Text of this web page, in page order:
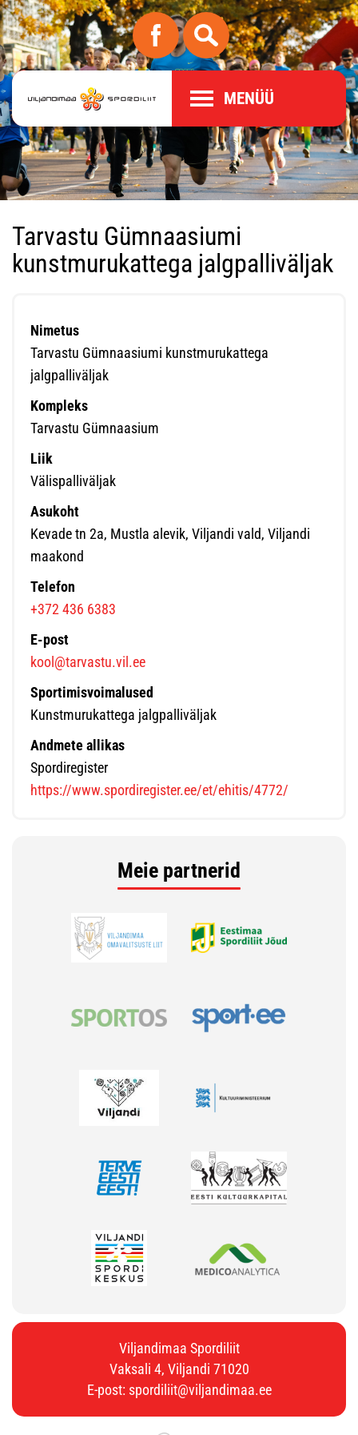
MENÜÜ
Tarvastu Gümnaasiumi
kunstmurukattega jalgpalliväljak
Nimetus
Tarvastu Gümnaasiumi kunstmurukattega
jalgpalliväljak
Kompleks
Tarvastu Gümnaasium
Liik
Välispalliväljak
Asukoht
Kevade tn 2a, Mustla alevik, Viljandi vald, Viljandi
maakond
Telefon
+372 436 6383
E-post
kool@tarvastu.vil.ee
Sportimisvoimalused
Kunstmurukattega jalgpalliväljak
Andmete allikas
Spordiregister
https://www.spordiregister.ee/et/ehitis/4772/
Meie partnerid
Viljandimaa Spordiliit
Vaksali 4, Viljandi 71020
E-post: spordiliit@viljandimaa.ee